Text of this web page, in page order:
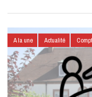
A la une Actualité